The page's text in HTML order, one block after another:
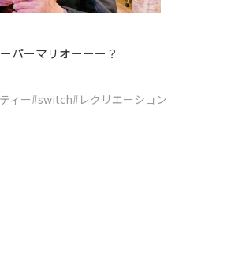
パーマリオーーー？
ィー#switch#レクリエーション